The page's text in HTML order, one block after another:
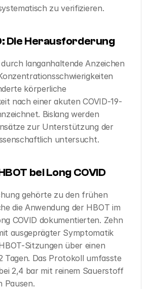
zu verifizieren.
Die Herausforderung
langanhaltende Anzeichen
körperliche
nach einer akuten COVID-19-
Bislang werden
zur Unterstützung der
untersucht.
bei Long COVID
gehörte zu den frühen
die Anwendung der HBOT im
COVID dokumentierten. Zehn
ausgeprägter Symptomatik
Sitzungen über einen
Tagen. Das Protokoll umfasste
2,4 bar mit reinem Sauerstoff
Pausen.